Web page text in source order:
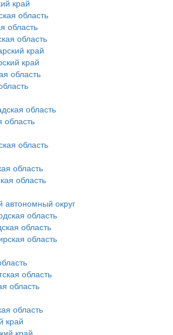
край
область
область
область
край
край
область
область
область
область
область
область
автономный округ
область
область
область
область
область
область
край
край